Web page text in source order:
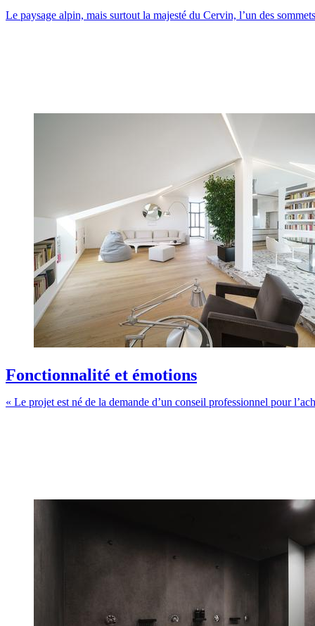
Le paysage alpin, mais surtout la majesté du Cervin, l’un des
Fonctionnalité et émotions
« Le projet est né de la demande d’un conseil professionnel pour